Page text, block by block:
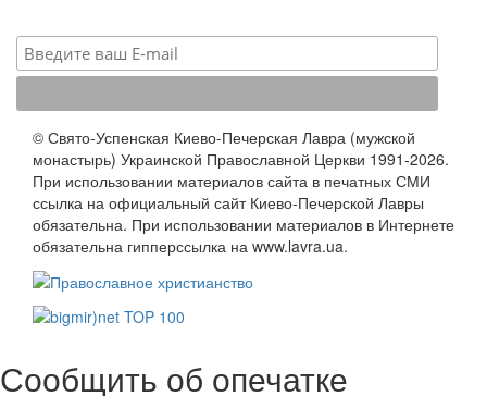
© Свято-Успенская Киево-Печерская Лавра (мужской
монастырь) Украинской Православной Церкви 1991-2026.
При использовании материалов сайта в печатных СМИ
ссылка на официальный сайт Киево-Печерской Лавры
обязательна. При использовании материалов в Интернете
обязательна гипперссылка на www.lavra.ua.
Сообщить об опечатке